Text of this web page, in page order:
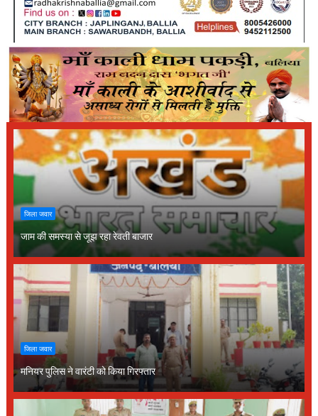
जिला जवार
जाम की समस्या से जूझ रहा रेवती बाजार
जिला जवार
मनियर पुलिस ने वारंटी को किया गिरफ्तार